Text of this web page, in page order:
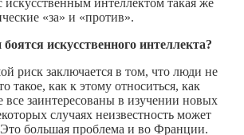
«за» и «против».
искусственного интеллекта?
риск заключается в том, что люди не
такое, как к этому относиться, как
все заинтересованы в изучении новых
случаях неизвестность может
большая проблема и во Франции.